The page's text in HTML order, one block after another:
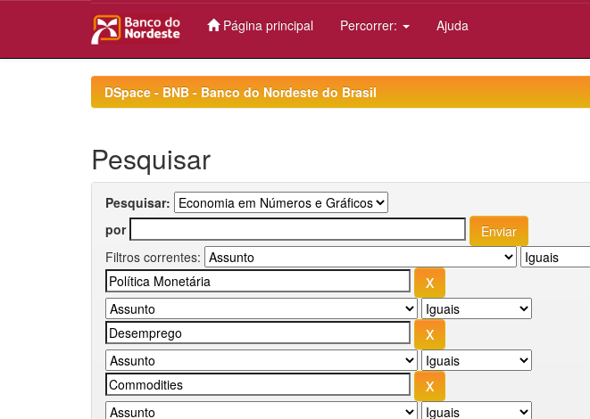
Página principal Percorrer: Ajuda
DSpace - BNB - Banco do Nordeste do Brasil
Pesquisar
Pesquisar:
por
Filtros correntes: